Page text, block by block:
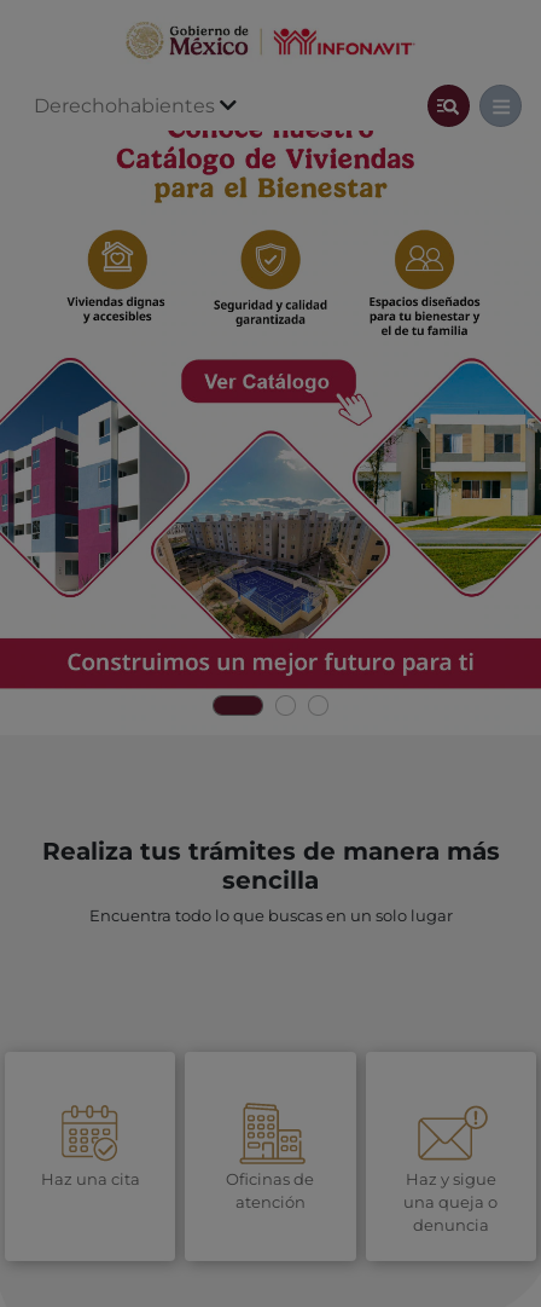
Derechohabientes
Realiza tus trámites de manera más
sencilla
Encuentra todo lo que buscas en un solo lugar
Haz una cita
Oficinas de
atención
Haz y sigue
una queja o
denuncia